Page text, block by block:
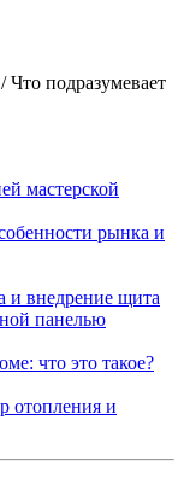
/Что подразумевает
мастерской
рынка и
и внедрение щита
панелью
что это такое?
отопления и